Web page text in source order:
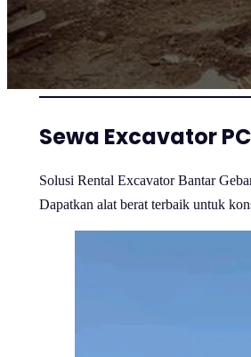
Sewa Excavator
Solusi Rental Excavator Bantar
Dapatkan alat berat terbaik untuk